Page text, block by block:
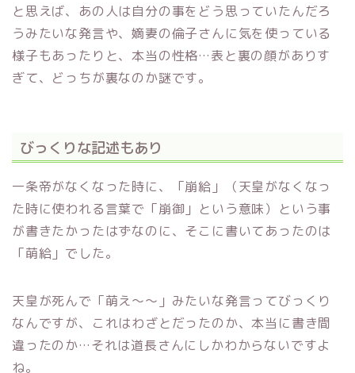
と思えば、あの人は自分の事をどう思っていたんだろ
うみたいな発言や、嫡妻の倫子さんに気を使っている
様子もあったりと、本当の性格…表と裏の顔がありす
ぎて、どっちが裏なのか謎です。
びっくりな記述もあり
一条帝がなくなった時に、「崩給」（天皇がなくなっ
た時に使われる言葉で「崩御」という意味）という事
が書きたかったはずなのに、そこに書いてあったのは
「萌給」でした。
天皇が死んで「萌え～～」みたいな発言ってびっくり
なんですが、これはわざとだったのか、本当に書き間
違ったのか…それは道長さんにしかわからないですよ
ね。